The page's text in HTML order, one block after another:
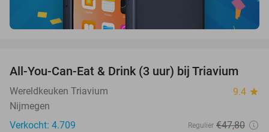
21%
All-You-Can-Eat & Drink (3 uur) bij Triavium
Wereldkeuken Triavium 9.4 star
Nijmegen
Verkocht: 4.709
Regulier €47,80